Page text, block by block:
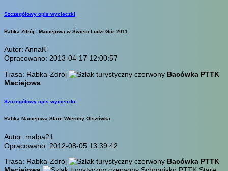
Szczegółowy opis wycieczki
Rabka Zdrój - Maciejowa w Święto Ludzi Gór 2011
Autor: AnnaK
Opracowano: 2013-04-17 12:00:57
Trasa: Rabka-Zdrój
Bacówka PTTK
Maciejowa
Szczegółowy opis wycieczki
Rabka Maciejowa Stare Wierchy Olszówka
Autor: malpa21
Opracowano: 2012-08-05 13:39:42
Trasa: Rabka-Zdrój
Bacówka PTTK